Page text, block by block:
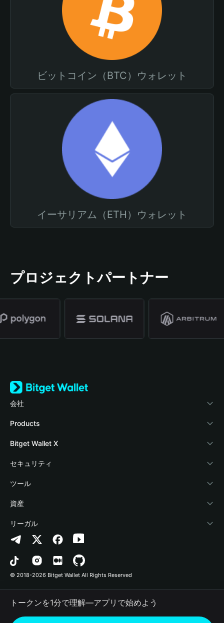
ビットコイン（BTC）ウォレット
イーサリアム（ETH）ウォレット
プロジェクトパートナー
会社
Bitget Walletについて
ブログ
アカデミー
暗号資産ニュース
Help Center
お問い合わせ
ブランドリソース
キャリア
Products
Crypto Card
Stablecoin Earn
Payfi Crypto
Crypto Swap API
Altcoin Season Index
Prediction Markets
DApp
RWA
Bitget Wallet X
デベロッパー
ウォレットを接続
Bitget Wallet Pay
プロジェクトを掲載
セキュリティ
保護基金
セキュリティ技術
ツール
暗号資産を購入
認証検出
コントラクト検出
一括送金
資産
Arbitrum
Avalanche
Bitcoin
Polygon
リーガル
プライバシーポリシー
利用規約
© 2018-2026 Bitget Wallet All Rights Reserved
トークンを1分で理解―アプリで始めよう